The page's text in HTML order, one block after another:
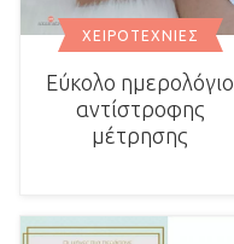
ΧΕΙΡΟΤΕΧΝΊΕΣ
Εύκολο ημερολόγιο
αντίστροφης
μέτρησης